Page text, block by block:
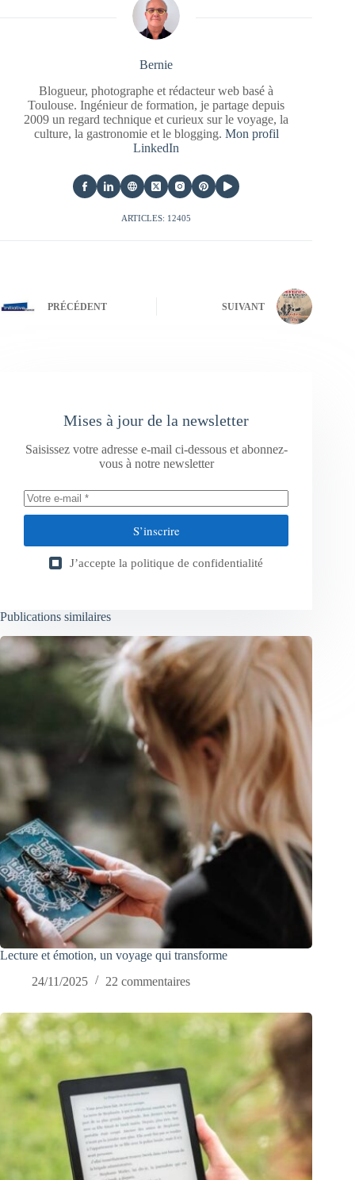
Bernie
Blogueur, photographe et rédacteur web basé à
Toulouse. Ingénieur de formation, je partage depuis
2009 un regard technique et curieux sur le voyage, la
culture, la gastronomie et le blogging. Mon profil
LinkedIn
ARTICLES: 12405
PRÉCÉDENT SUIVANT
Mises à jour de la newsletter
Saisissez votre adresse e-mail ci-dessous et abonnez-
vous à notre newsletter
S’inscrire
J’accepte la politique de confidentialité
Publications similaires
Lecture et émotion, un voyage qui transforme
24/11/2025
22 commentaires